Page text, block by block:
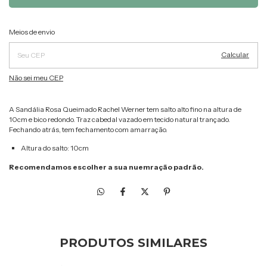
Entregas para o CEP:
Meios de envio
Calcular
Não sei meu CEP
A Sandália Rosa Queimado Rachel Werner tem salto alto fino na altura de
10cm e bico redondo. Traz cabedal vazado em tecido natural trançado.
Fechando atrás, tem fechamento com amarração.
Altura do salto: 10cm
Recomendamos escolher a sua nuemração padrão.
PRODUTOS SIMILARES